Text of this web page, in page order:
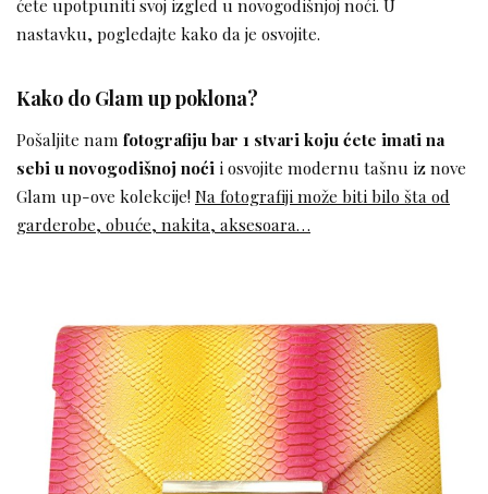
ćete upotpuniti svoj izgled u novogodišnjoj noći. U
nastavku, pogledajte kako da je osvojite.
Kako do Glam up poklona?
Pošaljite nam fotografiju bar 1 stvari koju ćete imati na
sebi u novogodišnoj noći i osvojite modernu tašnu iz nove
Glam up-ove kolekcije!Na fotografiji može biti bilo šta od
garderobe, obuće, nakita, aksesoara…